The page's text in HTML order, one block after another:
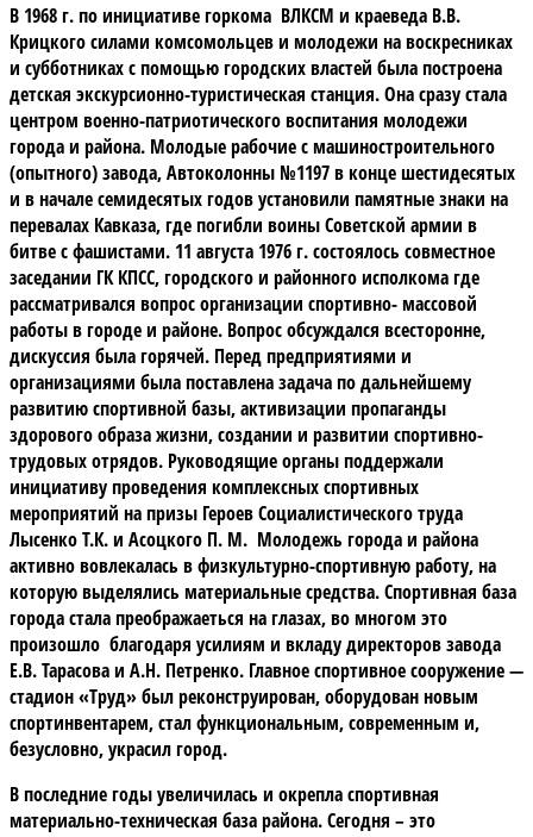
В 1968 г. по инициативе горкома ВЛКСМ и краеведа В.В.
Крицкого силами комсомольцев и молодежи на воскресниках
и субботниках с помощью городских властей была построена
детская экскурсионно-туристическая станция. Она сразу стала
центром военно-патриотического воспитания молодежи
города и района. Молодые рабочие с машиностроительного
(опытного) завода, Автоколонны №1197 в конце шестидесятых
и в начале семидесятых годов установили памятные знаки на
перевалах Кавказа, где погибли воины Советской армии в
битве с фашистами. 11 августа 1976 г. состоялось совместное
заседании ГК КПСС, городского и районного исполкома где
рассматривался вопрос организации спортивно- массовой
работы в городе и районе. Вопрос обсуждался всесторонне,
дискуссия была горячей. Перед предприятиями и
организациями была поставлена задача по дальнейшему
развитию спортивной базы, активизации пропаганды
здорового образа жизни, создании и развитии спортивно-
трудовых отрядов. Руководящие органы поддержали
инициативу проведения комплексных спортивных
мероприятий на призы Героев Социалистического труда
Лысенко Т.К. и Асоцкого П. М. Молодежь города и района
активно вовлекалась в физкультурно-спортивную работу, на
которую выделялись материальные средства. Спортивная база
города стала преображаеться на глазах, во многом это
произошло благодаря усилиям и вкладу директоров завода
Е.В. Тарасова и А.Н. Петренко. Главное спортивное сооружение —
стадион «Труд» был реконструирован, оборудован новым
спортинвентарем, стал функциональным, современным и,
безусловно, украсил город.
В последние годыувеличилась и окрепла спортивная
материально-техническая база района. Сегодня – это